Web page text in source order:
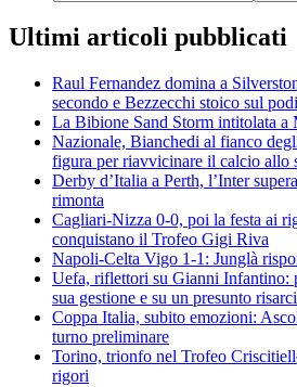
Ultimi articoli pubblicati
Raul Fernandez domina a
secondo e Bezzecchi stoico sul
La Bibione Sand Storm intitolata a
Nazionale, Bianchedi al fianco
figura per riavvicinare il calcio allo
Derby d’Italia a Perth, l’Inter
rimonta
Cagliari-Nizza 0-0, poi la festa ai
conquistano il Trofeo Gigi Riva
Napoli-Celta Vigo 1-1: Junglà
Uefa, riflettori su Gianni Infantino:
sua gestione e su un presunto
Coppa Italia, subito emozioni:
turno preliminare
Torino, trionfo nel Trofeo
rigori